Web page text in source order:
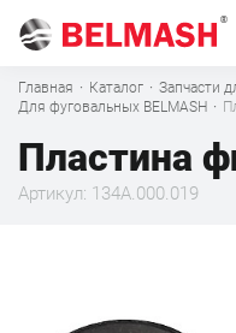
Главная · Каталог · Запчасти
Для фуговальных BELMASH ·
Пластина
Артикул: 134A.000.019